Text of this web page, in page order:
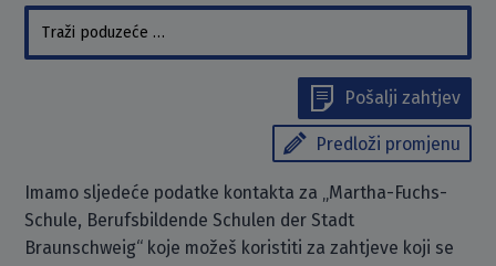
Pošalji zahtjev
Predloži promjenu
Imamo sljedeće podatke kontakta za „Martha-Fuchs-
Schule, Berufsbildende Schulen der Stadt
Braunschweig“ koje možeš koristiti za zahtjeve koji se